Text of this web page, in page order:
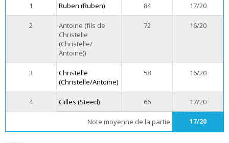
1 Ruben (Ruben) 84 17/20
2
Antoine (fils de
Christelle
(Christelle/
Antoine))
72 16/20
3
Christelle
(Christelle/Antoine)
58 16/20
4 Gilles (Steed) 66 17/20
Note moyenne de la partie 17/20